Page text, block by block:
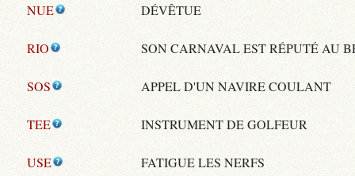
NUE DÉVÊTUE
RIO SON CARNAVAL EST RÉPUTÉ AU
SOS APPEL D'UN NAVIRE COULANT
TEE INSTRUMENT DE GOLFEUR
USE FATIGUE LES NERFS